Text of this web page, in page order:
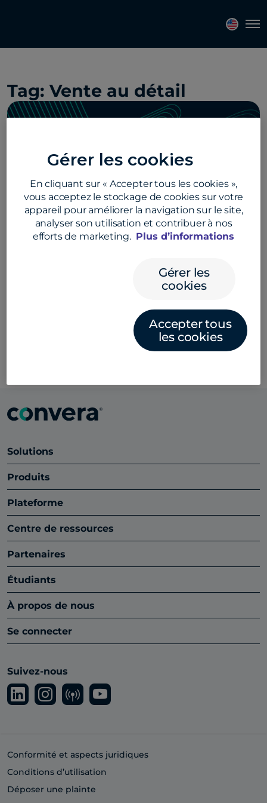
Tag: Vente au détail
Optimiser le cycle de conversion des
liquidités : Conseils pour améliorer la
trésorerie
croissance en maîtrisant l’efficacité avec laquelle
votre entreprise transforme ses stocks et ses
Solutions
Produits
Plateforme
Centre de ressources
Partenaires
Étudiants
À propos de nous
Se connecter
Suivez-nous
Conformité et aspects juridiques
Conditions d’utilisation
Déposer une plainte
Gérer les cookies
En cliquant sur « Accepter tous les cookies »,
vous acceptez le stockage de cookies sur votre
appareil pour améliorer la navigation sur le site,
analyser son utilisation et contribuer à nos
efforts de marketing. Plus d’informations
Gérer les
cookies
Accepter tous
les cookies